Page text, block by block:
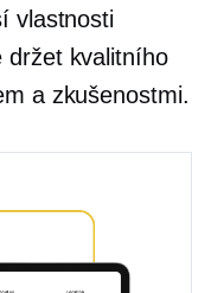
vlastnosti
držet kvalitního
a zkušenostmi.